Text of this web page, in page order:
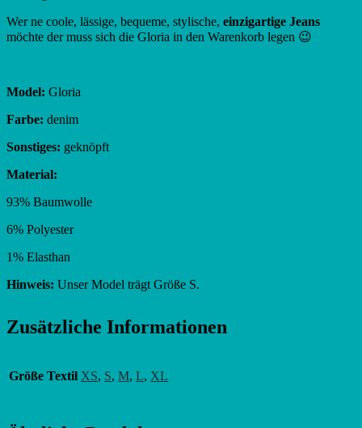
Wer ne coole, lässige, bequeme, stylische, einzigartige Jeans
möchte der muss sich die Gloria in den Warenkorb legen 😉
Model: Gloria
Farbe: denim
Sonstiges: geknöpft
Material:
93% Baumwolle
6% Polyester
1% Elasthan
Hinweis: Unser Model trägt Größe S.
Zusätzliche Informationen
Größe Textil XS, S, M, L, XL